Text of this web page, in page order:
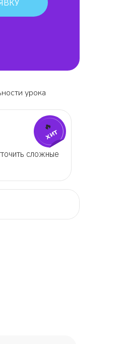
урока
сложные
🔥
хит